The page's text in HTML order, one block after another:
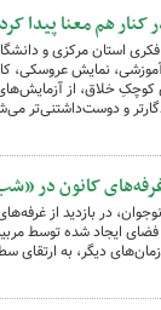
هم معنا پیدا کرد
استان مرکزی و
آموزشی، نمایش
خلاق، از
و دوست‌داشتنی‌تر
کانون در
در بازدید از
ایجاد شده توسط
زمان‌های دیگر، به